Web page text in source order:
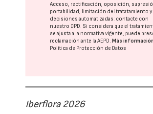
Acceso, rectificación, oposición,
portabilidad, limitación del tratatamiento y
decisiones automatizadas: contacte con
nuestro DPD. Si considera que el
se ajusta a la normativa vigente, puede
reclamación ante laAEPD.Más
Política de Protección de Datos
Iberflora 2026